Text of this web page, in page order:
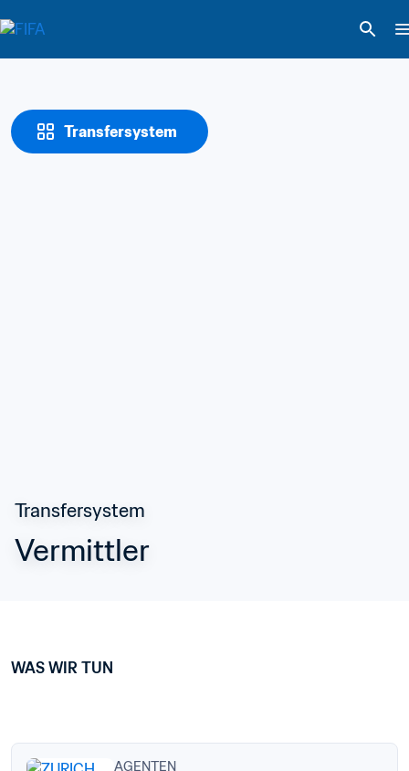
Transfersystem
Transfersystem
Vermittler
WAS WIR TUN
AGENTEN